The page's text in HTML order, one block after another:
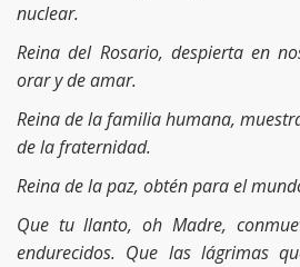
nuclear.
Reina del Rosario, despierta en
orar y de amar.
Reina de la familia humana,
de la fraternidad.
Reina de la paz, obtén para el
Que tu llanto, oh Madre,
endurecidos. Que las lágrimas